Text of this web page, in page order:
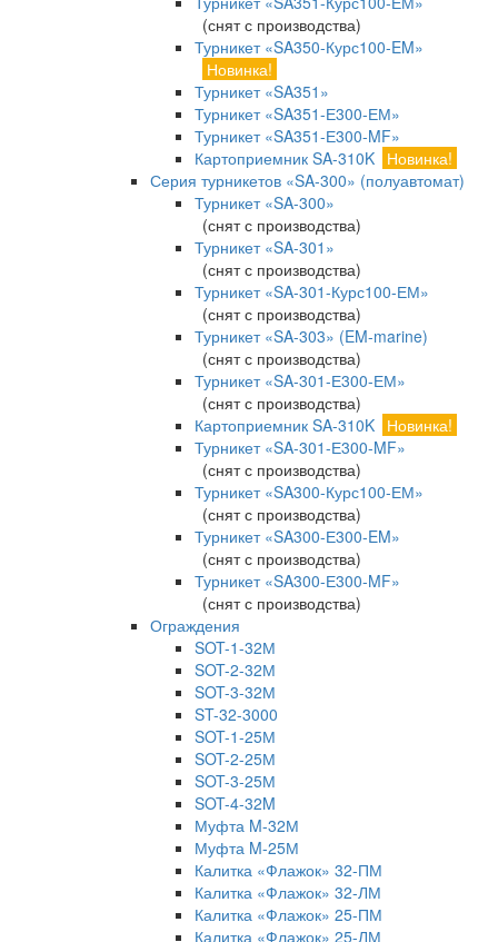
(снят с производства)
Турникет «SA350-Курс100-EM»
Новинка!
Турникет «SA351»
Турникет «SA351-Е300-ЕМ»
Турникет «SA351-Е300-MF»
Картоприемник SA-310K Новинка!
Серия турникетов «SA-300» (полуавтомат)
Турникет «SA-300»
(снят с производства)
Турникет «SA-301»
(снят с производства)
Турникет «SA-301-Курс100-ЕМ»
(снят с производства)
Турникет «SA-303» (EM-marine)
(снят с производства)
Турникет «SA-301-Е300-ЕМ»
(снят с производства)
Картоприемник SA-310K Новинка!
Турникет «SA-301-Е300-MF»
(снят с производства)
Турникет «SA300-Курс100-ЕМ»
(снят с производства)
Турникет «SA300-Е300-EM»
(снят с производства)
Турникет «SA300-Е300-MF»
(снят с производства)
Ограждения
SOT-1-32М
SOT-2-32М
SOT-3-32М
ST-32-3000
SOT-1-25М
SOT-2-25М
SOT-3-25М
SOT-4-32M
Муфта M-32М
Муфта M-25М
Калитка «Флажок» 32-ПМ
Калитка «Флажок» 32-ЛМ
Калитка «Флажок» 25-ПМ
Калитка «Флажок» 25-ЛМ